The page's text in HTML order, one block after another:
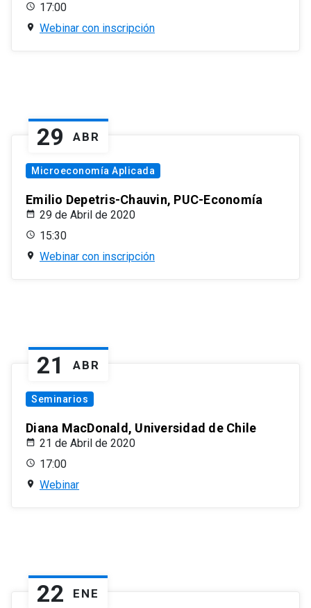
17:00
Webinar con inscripción
29 ABR
Microeconomía Aplicada
Emilio Depetris-Chauvin, PUC-Economía
29 de Abril de 2020
15:30
Webinar con inscripción
21 ABR
Seminarios
Diana MacDonald, Universidad de Chile
21 de Abril de 2020
17:00
Webinar
22 ENE